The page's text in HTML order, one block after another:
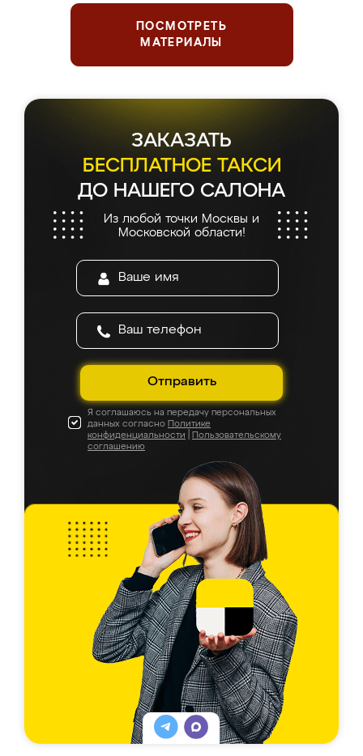
ПОСМОТРЕТЬ
МАТЕРИАЛЫ
ЗАКАЗАТЬ
БЕСПЛАТНОЕ ТАКСИ
ДО НАШЕГО САЛОНА
Из любой точки Москвы и
Московской области!
Отправить
Я соглашаюсь на передачу персональных
данных согласно Политике
конфиденциальности
Пользовательскому
соглашению